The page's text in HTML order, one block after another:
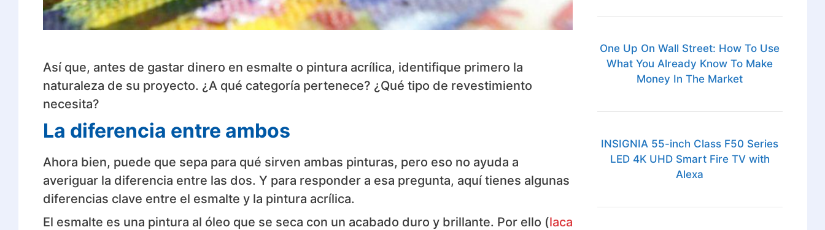
Así que, antes de gastar dinero en esmalte o pintura acrílica, identifique primero la
naturaleza de su proyecto. ¿A qué categoría pertenece? ¿Qué tipo de revestimiento
necesita?
La diferencia entre ambos
Ahora bien, puede que sepa para qué sirven ambas pinturas, pero eso no ayuda a
averiguar la diferencia entre las dos. Y para responder a esa pregunta, aquí tienes algunas
diferencias clave entre el esmalte y la pintura acrílica.
El esmalte es una pintura al óleo que se seca con un acabado duro y brillante. Por ello (laca
One Up On Wall Street: How To Use
What You Already Know To Make
Money In The Market
INSIGNIA 55-inch Class F50 Series
LED 4K UHD Smart Fire TV with
Alexa